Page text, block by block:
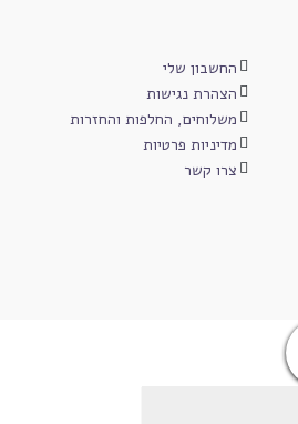
החשבון שלי
הצהרת נגישות
משלוחים, החלפות והחזרות
מדיניות פרטיות
צרו קשר